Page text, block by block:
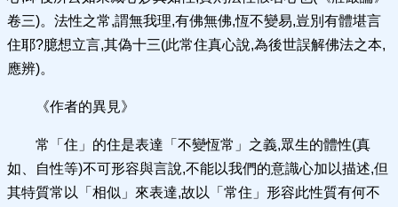
卷三)。法性之常,謂無我理,有佛無佛,恆不變易,豈別有體堪言
住耶?臆想立言,其偽十三(此常住真心說,為後世誤解佛法之本,
應辨)。
《作者的異見》
常「住」的住是表達「不變恆常」之義,眾生的體性(真
如、自性等)不可形容與言說,不能以我們的意識心加以描述,但
其特質常以「相似」來表達,故以「常住」形容此性質有何不